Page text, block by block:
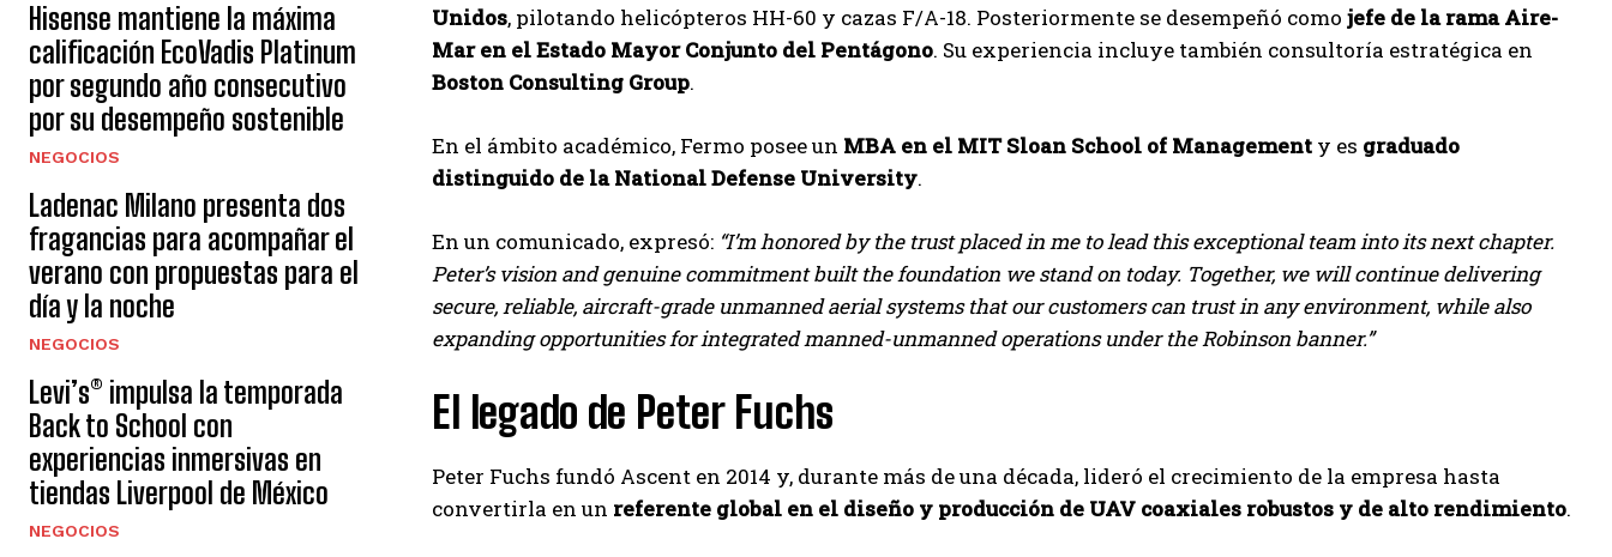
Hisense mantiene la máxima
calificación EcoVadis Platinum
por segundo año consecutivo
por su desempeño sostenible
NEGOCIOS
Ladenac Milano presenta dos
fragancias para acompañar el
verano con propuestas para el
día y la noche
NEGOCIOS
Levi’s® impulsa la temporada
Back to School con
experiencias inmersivas en
tiendas Liverpool de México
NEGOCIOS
Unidos, pilotando helicópteros HH-60 y cazas F/A-18. Posteriormente se desempeñó como jefe de la rama Aire-
Mar en el Estado Mayor Conjunto del Pentágono. Su experiencia incluye también consultoría estratégica en
Boston Consulting Group.
En el ámbito académico, Fermo posee un MBA en el MIT Sloan School of Management y es graduado
distinguido de la National Defense University.
En un comunicado, expresó: “I’m honored by the trust placed in me to lead this exceptional team into its next chapter.
Peter’s vision and genuine commitment built the foundation we stand on today. Together, we will continue delivering
secure, reliable, aircraft-grade unmanned aerial systems that our customers can trust in any environment, while also
expanding opportunities for integrated manned-unmanned operations under the Robinson banner.”
El legado de Peter Fuchs
Peter Fuchs fundó Ascent en 2014 y, durante más de una década, lideró el crecimiento de la empresa hasta
convertirla en un referente global en el diseño y producción de UAV coaxiales robustos y de alto rendimiento.